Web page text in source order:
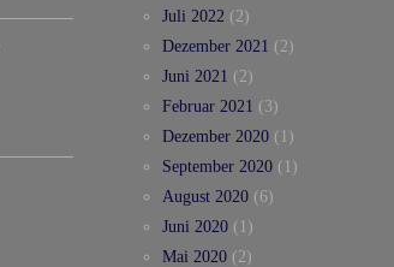
Juli 2022 (2)
Dezember 2021 (2)
Juni 2021 (2)
Februar 2021 (3)
Dezember 2020 (1)
September 2020 (1)
August 2020 (6)
Juni 2020 (1)
Mai 2020 (2)